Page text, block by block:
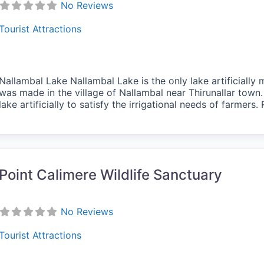
No Reviews
Attractions
Lake Nallambal Lake is the only lake artificially
made in the village of Nallambal near Thirunallar
artificially to satisfy the irrigational needs of farmers.
Calimere Wildlife Sanctuary
No Reviews
Attractions